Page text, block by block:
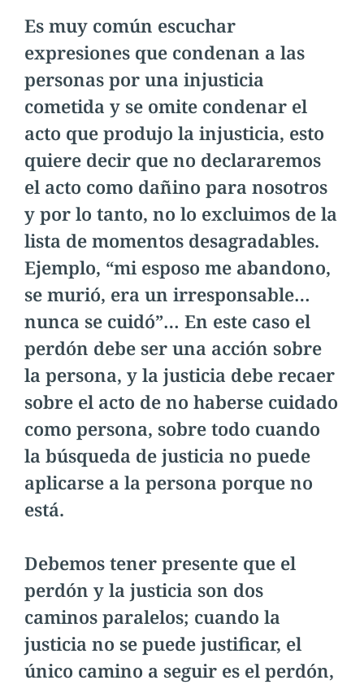
Es muy común escuchar
expresiones que condenan a las
personas por una injusticia
cometida y se omite condenar el
acto que produjo la injusticia, esto
quiere decir que no declararemos
el acto como dañino para nosotros
y por lo tanto, no lo excluimos de la
lista de momentos desagradables.
Ejemplo, “mi esposo me abandono,
se murió, era un irresponsable…
nunca se cuidó”… En este caso el
perdón debe ser una acción sobre
la persona, y la justicia debe recaer
sobre el acto de no haberse cuidado
como persona, sobre todo cuando
la búsqueda de justicia no puede
aplicarse a la persona porque no
está.
Debemos tener presente que el
perdón y la justicia son dos
caminos paralelos; cuando la
justicia no se puede justificar, el
único camino a seguir es el perdón,